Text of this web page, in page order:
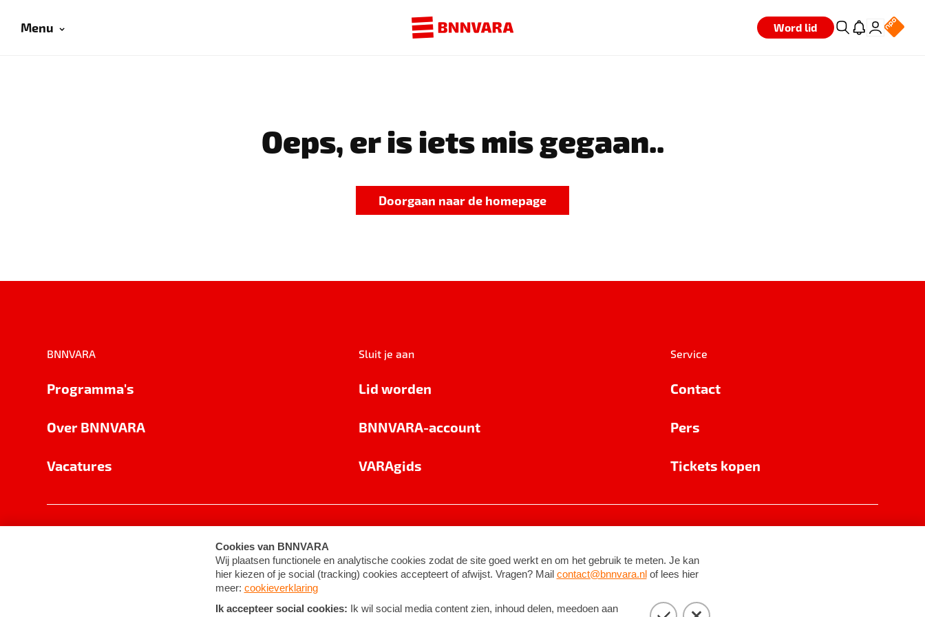
Menu Word lid
Oeps, er is iets mis gegaan..
Doorgaan naar de homepage
BNNVARA
Programma's
Over BNNVARA
Vacatures
Sluit je aan
Lid worden
BNNVARA-account
VARAgids
Service
Contact
Pers
Tickets kopen
Cookie-instellingen Algemene voorwaarden ©2026BNNVARA